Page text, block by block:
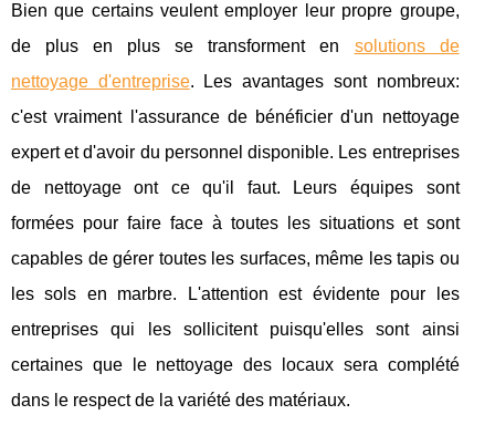
Bien que certains veulent employer leur propre groupe,
de plus en plus se transforment en solutions de
nettoyage d'entreprise. Les avantages sont nombreux:
c'est vraiment l'assurance de bénéficier d'un nettoyage
expert et d'avoir du personnel disponible. Les entreprises
de nettoyage ont ce qu'il faut. Leurs équipes sont
formées pour faire face à toutes les situations et sont
capables de gérer toutes les surfaces, même les tapis ou
les sols en marbre. L'attention est évidente pour les
entreprises qui les sollicitent puisqu'elles sont ainsi
certaines que le nettoyage des locaux sera complété
dans le respect de la variété des matériaux.